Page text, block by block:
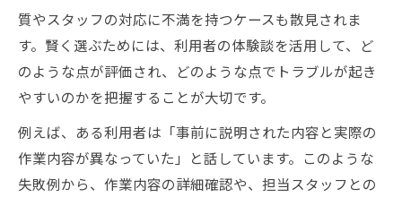
安心して任せられるハウスクリーニングの
特徴
料金やサービス内容のチェックポイント
自分のニーズに合うハウスクリーニングの
見極め方
利用経験者から学ぶハウスクリーニング活用術
経験者が語るハウスクリーニングの効果
質やスタッフの対応に不満を持つケースも散見されま
す。賢く選ぶためには、利用者の体験談を活用して、ど
のような点が評価され、どのような点でトラブルが起き
やすいのかを把握することが大切です。
例えば、ある利用者は「事前に説明された内容と実際の
作業内容が異なっていた」と話しています。このような
失敗例から、作業内容の詳細確認や、担当スタッフとの